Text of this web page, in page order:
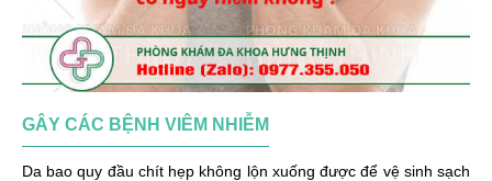
GÂY CÁC BỆNH VIÊM NHIỄM
Da bao quy đầu chít hẹp không lộn xuống được để vệ sinh sạch